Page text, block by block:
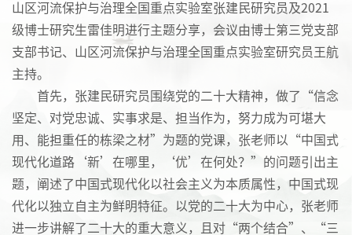
山区河流保护与治理全国重点实验室张建民研究员及2021
级博士研究生雷佳明进行主题分享，会议由博士第三党支部
支部书记、山区河流保护与治理全国重点实验室研究员王航
主持。
首先，张建民研究员围绕党的二十大精神，做了“信念
坚定、对党忠诚、实事求是、担当作为，努力成为可堪大
用、能担重任的栋梁之材”为题的党课，张老师以“中国式
现代化道路‘新’在哪里，‘优’在何处？”的问题引出主
题，阐述了中国式现代化以社会主义为本质属性，中国式现
代化以独立自主为鲜明特征。以党的二十大为中心，张老师
进一步讲解了二十大的重大意义，且对“两个结合”、“三